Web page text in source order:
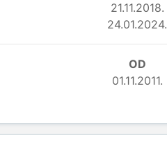
21.11.2018.
24.01.2024.
OD
01.11.2011.